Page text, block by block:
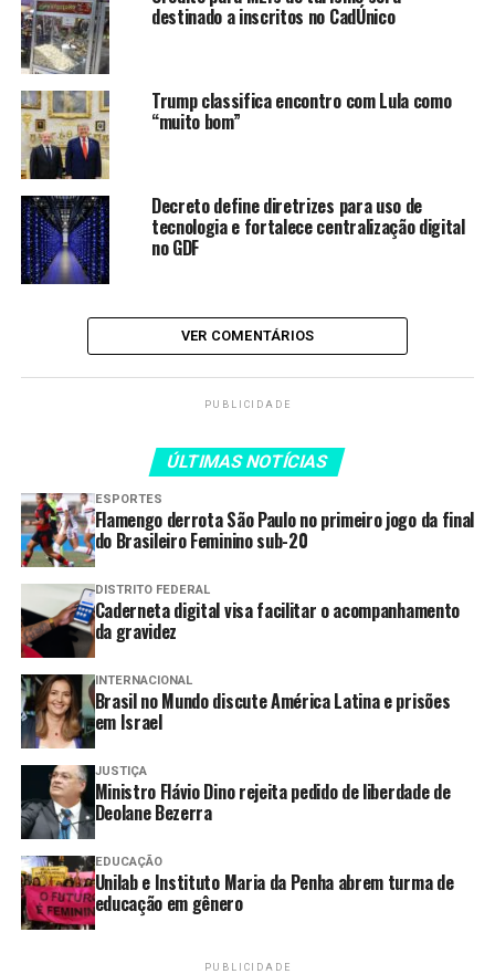
coerência dos progressistas
Prisão de Ramagem resulta da
ICE prende Alexandre Ramagem
nos Estados Unidos
Segundo o ministro da Agricultura e Pecuária, Carlos
Fávaro, a instabilidade internacional tem alimentado
dos fertilizantes. Fávaro ressalta que a melhor forma de
enfrentar a especulação é “não comprar quando o preço
está artificialmente elevado”.
Em nota, o Mapa informa que a safra de inverno já está
plantada ou em fase final de implantação, o que reduz a
necessidade imediata de aquisição de fertilizantes.
A próxima grande demanda está prevista para
setembro, quando será iniciado o plantio da safra de
verão.
“Quem precisava comprar fertilizante para a safra atual
já o fez. Para a safra de verão, ainda há tempo. Por isso, a
orientação neste momento é aguardar o desenrolar do
cenário internacional e evitar compras precipitadas”,
explicou Fávaro.
O ministro argumenta que o setor conta com
destinado a inscritos no CadÚnico
Trump classifica encontro com Lula como
“muito bom”
Decreto define diretrizes para uso de
tecnologia e fortalece centralização digital
no GDF
VER COMENTÁRIOS
PUBLICIDADE
ÚLTIMAS NOTÍCIAS
ESPORTES
Flamengo derrota São Paulo no primeiro jogo da final
do Brasileiro Feminino sub-20
DISTRITO FEDERAL
Caderneta digital visa facilitar o acompanhamento
da gravidez
INTERNACIONAL
Brasil no Mundo discute América Latina e prisões
em Israel
JUSTIÇA
Ministro Flávio Dino rejeita pedido de liberdade de
Deolane Bezerra
EDUCAÇÃO
Unilab e Instituto Maria da Penha abrem turma de
educação em gênero
PUBLICIDADE